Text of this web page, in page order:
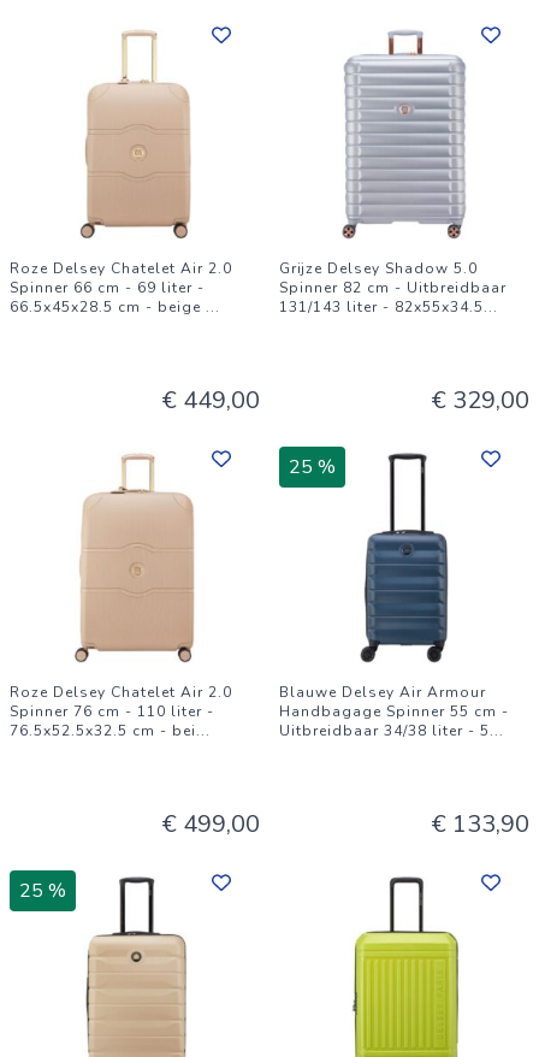
Roze Delsey Chatelet Air 2.0
Spinner 66 cm - 69 liter -
66.5x45x28.5 cm - beige ...
€ 449,00
Grijze Delsey Shadow 5.0
Spinner 82 cm - Uitbreidbaar
131/143 liter - 82x55x34.5...
€ 329,00
Roze Delsey Chatelet Air 2.0
Spinner 76 cm - 110 liter -
76.5x52.5x32.5 cm - bei...
€ 499,00
25 %
Blauwe Delsey Air Armour
Handbagage Spinner 55 cm -
Uitbreidbaar 34/38 liter - 5...
€ 133,90
25 %